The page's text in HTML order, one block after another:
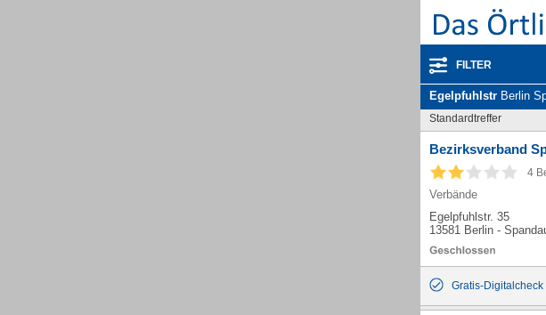
FILTER
Egelpfuhlstr Berlin Spandau
Standardtreffer
Bezirksverband
4
Verbände
Egelpfuhlstr. 35
13581 Berlin -
Gratis-Digitalcheck